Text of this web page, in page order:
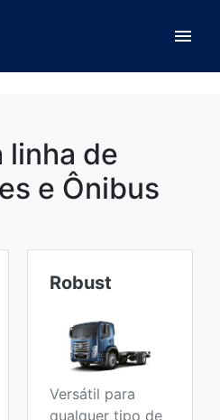
menu
linha de
e Ônibus
Robust
Versátil para
qualquer tipo de